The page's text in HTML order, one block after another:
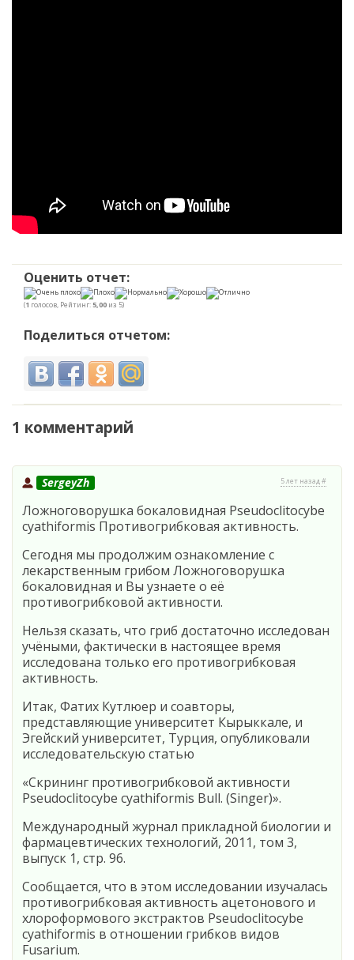
Оценить отчет:
(1 голосов, Рейтинг: 5,00 из 5)
Поделиться отчетом:
1 комментарий
SergeyZh 5 лет назад #
Ложноговорушка бокаловидная Pseudoclitocybe
cyathiformis Противогрибковая активность.
Сегодня мы продолжим ознакомление с
лекарственным грибом Ложноговорушка
бокаловидная и Вы узнаете о её
противогрибковой активности.
Нельзя сказать, что гриб достаточно исследован
учёными, фактически в настоящее время
исследована только его противогрибковая
активность.
Итак, Фатих Кутлюер и соавторы,
представляющие университет Кырыккале, и
Эгейский университет, Турция, опубликовали
исследовательскую статью
«Скрининг противогрибковой активности
Pseudoclitocybe cyathiformis Bull. (Singer)».
Международный журнал прикладной биологии и
фармацевтических технологий, 2011, том 3,
выпуск 1, стр. 96.
Сообщается, что в этом исследовании изучалась
противогрибковая активность ацетонового и
хлороформового экстрактов Pseudoclitocybe
cyathiformis в отношении грибков видов
Fusarium.